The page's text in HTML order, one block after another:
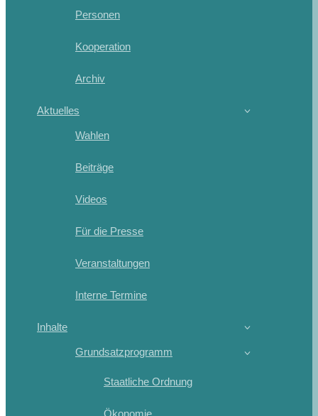
Personen
Kooperation
Archiv
Aktuelles
Wahlen
Beiträge
Videos
Für die Presse
Veranstaltungen
Interne Termine
Inhalte
Grundsatzprogramm
Staatliche Ordnung
Ökonomie